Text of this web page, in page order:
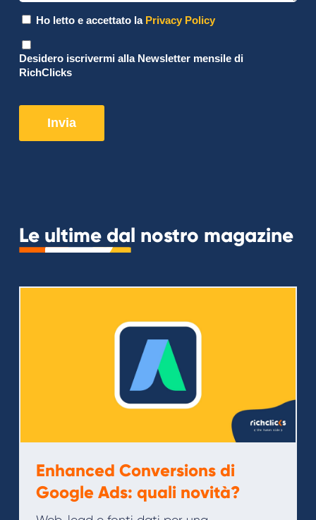
Le ultime dal nostro magazine
Enhanced Conversions di
Google Ads: quali novità?